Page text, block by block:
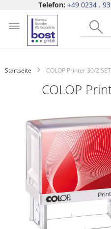
Telefon: +49 0234 .
Startseite COLOP Printer 30/2 SET
COLOP
Bildgalerie